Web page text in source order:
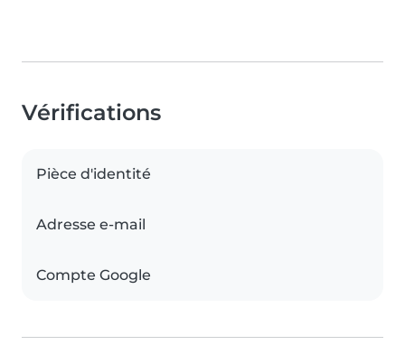
Vérifications
Pièce d'identité
Adresse e-mail
Compte Google